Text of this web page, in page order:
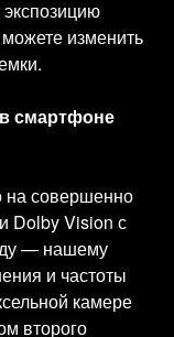
изменить
смартфоне
на совершенно
Dolby Vision с
— нашему
и частоты
камере
второго